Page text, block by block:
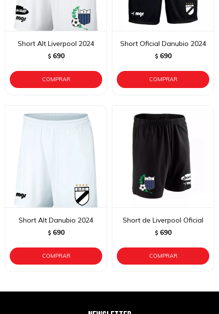
Short Alt Liverpool 2024
$ 690
Short Oficial Danubio 2024
$ 690
Short Alt Danubio 2024
$ 690
Short de Liverpool Oficial
$ 690